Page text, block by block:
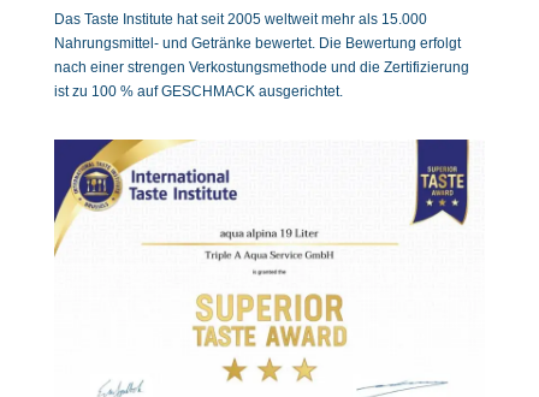
Das Taste Institute hat seit 2005 weltweit mehr als 15.000
Nahrungsmittel- und Getränke bewertet. Die Bewertung erfolgt
nach einer strengen Verkostungsmethode und die Zertifizierung
ist zu 100 % auf GESCHMACK ausgerichtet.